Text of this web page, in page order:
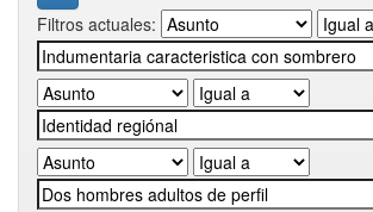
Filtros actuales: